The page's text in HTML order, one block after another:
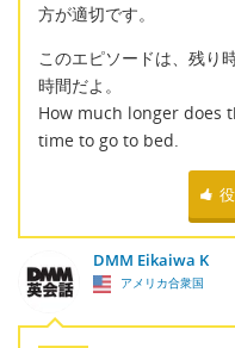
方が適切です。
このエピソードは、残り
時間だよ。
How much longer does
time to go to bed.
DMM Eikaiwa K
アメリカ合衆国